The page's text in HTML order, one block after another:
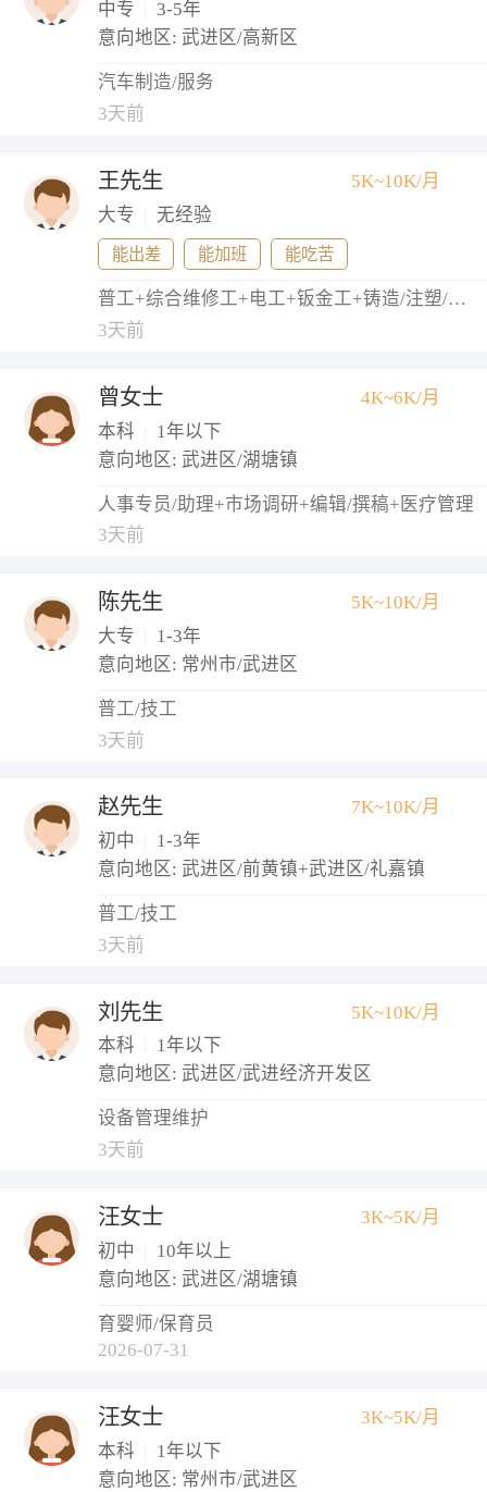
中专
3-5年
意向地区: 武进区/高新区
汽车制造/服务
3天前
王先生
5K~10K/月
大专
无经验
能出差 能加班 能吃苦
普工+综合维修工+电工+钣金工+铸造/注塑/模具工
3天前
曾女士
4K~6K/月
本科
1年以下
意向地区: 武进区/湖塘镇
人事专员/助理+市场调研+编辑/撰稿+医疗管理
3天前
陈先生
5K~10K/月
大专
1-3年
意向地区: 常州市/武进区
普工/技工
3天前
赵先生
7K~10K/月
初中
1-3年
意向地区: 武进区/前黄镇+武进区/礼嘉镇
普工/技工
3天前
刘先生
5K~10K/月
本科
1年以下
意向地区: 武进区/武进经济开发区
设备管理维护
3天前
汪女士
3K~5K/月
初中
10年以上
意向地区: 武进区/湖塘镇
育婴师/保育员
2026-07-31
汪女士
3K~5K/月
本科
1年以下
意向地区: 常州市/武进区